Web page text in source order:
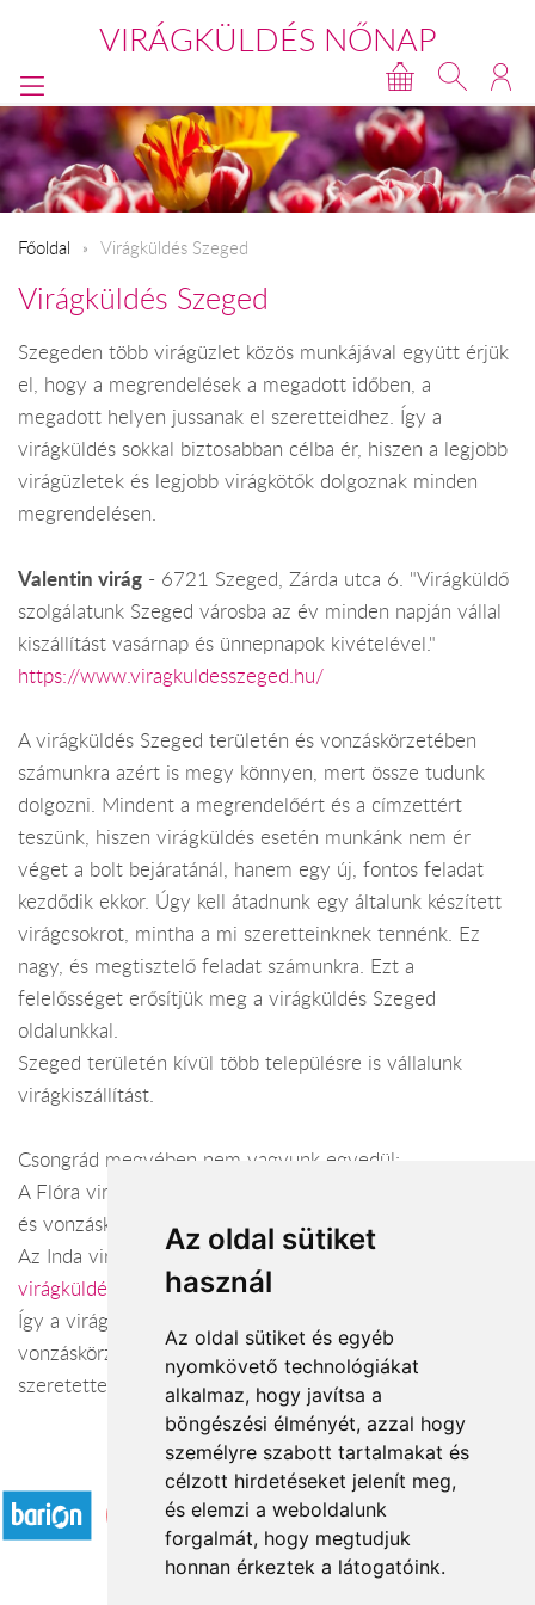
Az oldal sütiket
használ
Az oldal sütiket és egyéb
nyomkövető technológiákat
alkalmaz, hogy javítsa a
böngészési élményét, azzal hogy
személyre szabott tartalmakat és
célzott hirdetéseket jelenít meg,
és elemzi a weboldalunk
forgalmát, hogy megtudjuk
honnan érkeztek a látogatóink.
VIRÁGKÜLDÉS NŐNAP
Főoldal Virágküldés Szeged
Virágküldés Szeged
Szegeden több virágüzlet közös munkájával együtt érjük
el, hogy a megrendelések a megadott időben, a
megadott helyen jussanak el szeretteidhez. Így a
virágküldés sokkal biztosabban célba ér, hiszen a legjobb
virágüzletek és legjobb virágkötők dolgoznak minden
megrendelésen.
Valentin virág - 6721 Szeged, Zárda utca 6. "Virágküldő
szolgálatunk Szeged városba az év minden napján vállal
kiszállítást vasárnap és ünnepnapok kivételével."
https://www.viragkuldesszeged.hu/
A virágküldés Szeged területén és vonzáskörzetében
számunkra azért is megy könnyen, mert össze tudunk
dolgozni. Mindent a megrendelőért és a címzettért
teszünk, hiszen virágküldés esetén munkánk nem ér
véget a bolt bejáratánál, hanem egy új, fontos feladat
kezdődik ekkor. Úgy kell átadnunk egy általunk készített
virágcsokrot, mintha a mi szeretteinknek tennénk. Ez
nagy, és megtisztelő feladat számunkra. Ezt a
felelősséget erősítjük meg a virágküldés Szeged
oldalunkkal.
Szeged területén kívül több településre is vállalunk
virágkiszállítást.
Csongrád megyében nem vagyunk egyedül:
A Flóra virág Csongrád területén (
és vonzáskörzetében.
Az Inda virágüzlet Hódmezővásárhely területén (
virágküldés Hódmezővásárhely
Így a virágküldés Csongrád megye városaiban és azok
vonzáskörzetében is gond nélkül megoldható. Várjuk
szeretettel webáruházunkban!
Elfogadott fizetési módok